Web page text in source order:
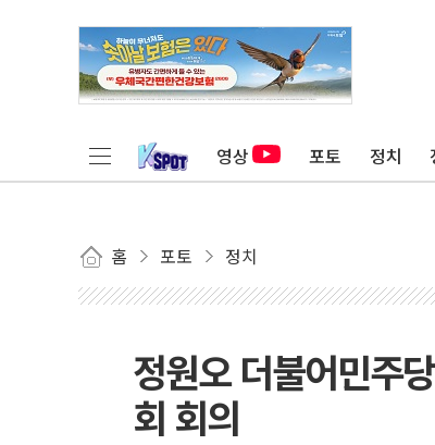
영상 포토 정치
홈 포토 정치
정원오 더불어민주
회 회의